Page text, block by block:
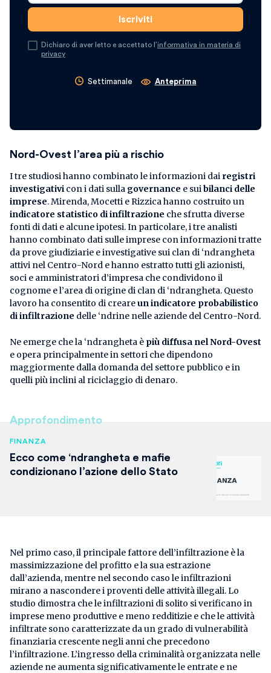
Dichiaro di aver letto e accettato l’informativa in materia di
privacy
Settimanale Anteprima
Nord-Ovest l’area più a rischio
I tre studiosi hanno combinato le informazioni dai registri
investigativi con i dati sulla governance e suibilanci delle
imprese. Mirenda, Mocetti e Rizzica hanno costruito un
indicatore statistico di infiltrazione che sfrutta diverse
fonti di dati e alcune ipotesi. In particolare, i tre analisti
hanno combinato dati sulle imprese con informazioni tratte
da prove giudiziarie e investigative sui clan di ‘ndrangheta
attivi nel Centro-Nord e hanno estratto tutti gli azionisti,
soci e amministratori d’impresa che condividono il
cognome e l’area di origine di clan di ‘ndrangheta. Questo
lavoro ha consentito di creareun indicatore probabilistico
di infiltrazione delle ‘ndrine nelle aziende del Centro-Nord.
Ne emerge che la ‘ndrangheta è più diffusa nel Nord-Ovest
e opera principalmente in settori che dipendono
maggiormente dalla domanda del settore pubblico e in
quelli più inclini al riciclaggio di denaro.
Approfondimento
FINANZA
Ecco come ‘ndrangheta e mafie
condizionano l’azione dello Stato
Nel primo caso, il principale fattore dell’infiltrazione è la
massimizzazione del profitto e la sua estrazione
dall’azienda, mentre nel secondo caso le infiltrazioni
mirano a nascondere i proventi delle attività illegali. Lo
studio dimostra che le infiltrazioni di solito si verificano in
imprese meno produttive e meno redditizie e che le attività
infiltrate sono caratterizzate da un grado di vulnerabilità
finanziaria crescente negli anni che precedono
l’infiltrazione. L’ingresso della criminalità organizzata nelle
aziende ne aumenta significativamente le entrate e ne